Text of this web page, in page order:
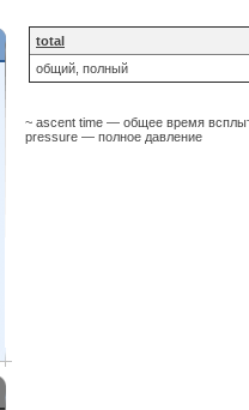
total
общий, полный
~ ascent time — общее время
pressure — полное давление